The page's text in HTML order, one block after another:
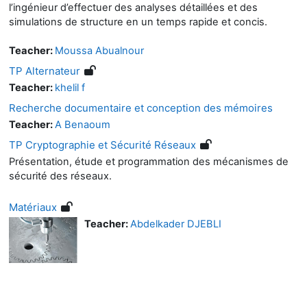
l’ingénieur d’effectuer des analyses détaillées et des
simulations de structure en un temps rapide et concis.
Teacher: Moussa Abualnour
TP Alternateur
Teacher: khelil f
Recherche documentaire et conception des mémoires
Teacher:A Benaoum
TP Cryptographie et Sécurité Réseaux
Présentation, étude et programmation des mécanismes de
sécurité des réseaux.
Matériaux
Teacher:Abdelkader DJEBLI